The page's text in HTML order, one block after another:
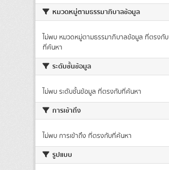
หมวดหมู่ตามธรรมาภิบาลข้อมูล
ไม่พบ หมวดหมู่ตามธรรมาภิบาลข้อมูล ที่ตรงกับ
ที่ค้นหา
ระดับชั้นข้อมูล
ไม่พบ ระดับชั้นข้อมูล ที่ตรงกับที่ค้นหา
การเข้าถึง
ไม่พบ การเข้าถึง ที่ตรงกับที่ค้นหา
รูปแบบ